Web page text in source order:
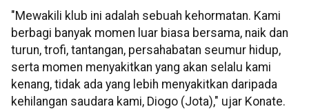
"Mewakili klub ini adalah sebuah kehormatan. Kami
berbagi banyak momen luar biasa bersama, naik dan
turun, trofi, tantangan, persahabatan seumur hidup,
serta momen menyakitkan yang akan selalu kami
kenang, tidak ada yang lebih menyakitkan daripada
kehilangan saudara kami, Diogo (Jota)," ujar Konate.